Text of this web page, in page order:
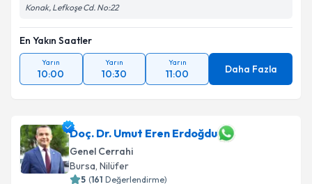
Konak, Lefkoşe Cd. No:22
En Yakın Saatler
Yarın
10:00
Yarın
10:30
Yarın
11:00 Daha Fazla
Doç. Dr. Umut Eren Erdoğdu
Genel Cerrahi
Bursa, Nilüfer
5 (161 Değerlendirme)